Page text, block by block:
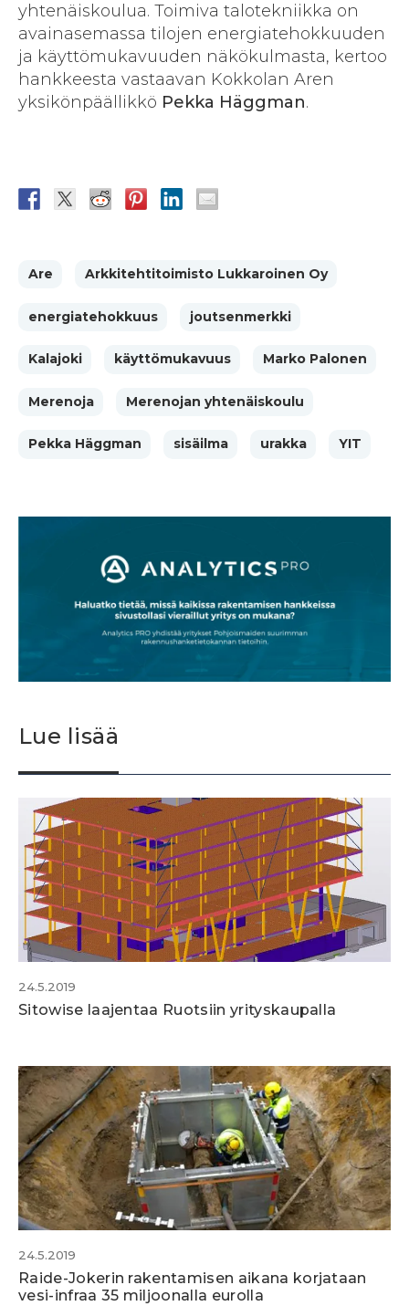
yhtenäiskoulua. Toimiva talotekniikka on
avainasemassa tilojen energiatehokkuuden
ja käyttömukavuuden näkökulmasta, kertoo
hankkeesta vastaavan Kokkolan Aren
yksikönpäällikkö Pekka Häggman.
Are Arkkitehtitoimisto Lukkaroinen Oy
energiatehokkuus joutsenmerkki
Kalajoki käyttömukavuus Marko Palonen
Merenoja Merenojan yhtenäiskoulu
Pekka Häggman sisäilma urakka YIT
Lue lisää
24.5.2019
Sitowise laajentaa Ruotsiin yrityskaupalla
24.5.2019
Raide-Jokerin rakentamisen aikana korjataan
vesi-infraa 35 miljoonalla eurolla